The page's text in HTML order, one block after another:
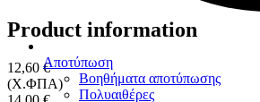
Αποτύπωση
Βοηθήματα αποτύπωσης
Πολυαιθέρες
Product information
12,60 €
(Χ.ΦΠΑ)